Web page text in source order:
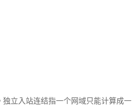
立入站连结指一个网域只能计算成一